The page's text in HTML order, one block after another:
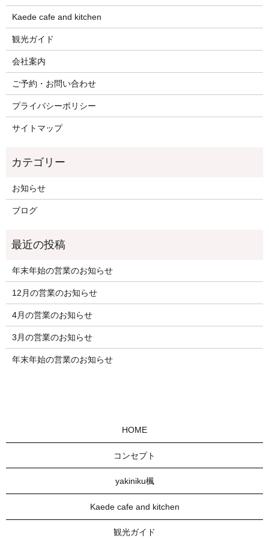
Kaede cafe and kitchen
観光ガイド
会社案内
ご予約・お問い合わせ
プライバシーポリシー
サイトマップ
お知らせ
ブログ
年末年始の営業のお知らせ
12月の営業のお知らせ
4月の営業のお知らせ
3月の営業のお知らせ
年末年始の営業のお知らせ
HOME
コンセプト
yakiniku楓
Kaede cafe and kitchen
観光ガイド